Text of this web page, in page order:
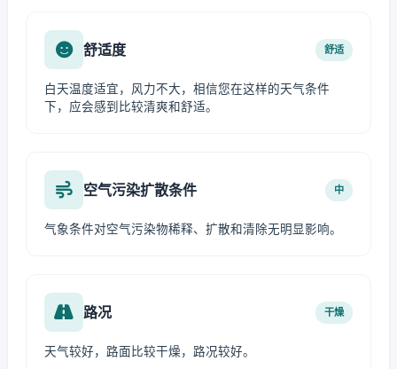
舒适度 舒适
白天温度适宜，风力不大，相信您在这样的天气条件
下，应会感到比较清爽和舒适。
空气污染扩散条件 中
气象条件对空气污染物稀释、扩散和清除无明显影响。
路况 干燥
天气较好，路面比较干燥，路况较好。